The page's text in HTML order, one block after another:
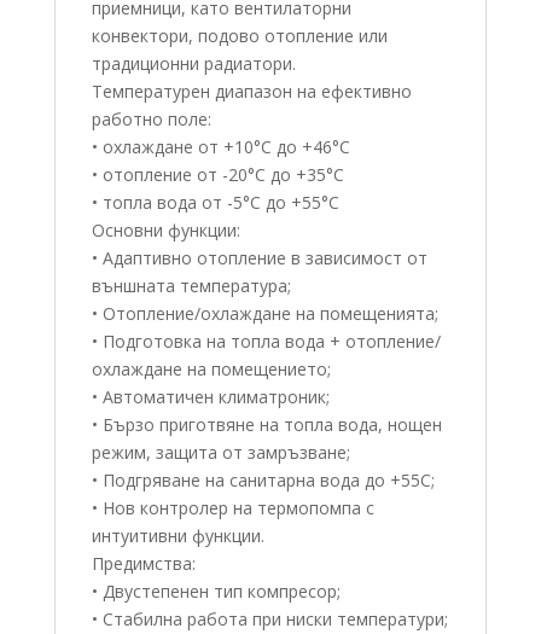
приемници, като вентилаторни
конвектори, подово отопление или
традиционни радиатори.
Температурен диапазон на ефективно
работно поле:
• охлаждане от +10°С до +46°С
• отопление от -20°С до +35°С
• топла вода от -5°С до +55°С
Основни функции:
• Адаптивно отопление в зависимост от
външната температура;
• Отопление/охлаждане на помещенията;
• Подготовка на топла вода + отопление/
охлаждане на помещението;
• Автоматичен климатроник;
• Бързо приготвяне на топла вода, нощен
режим, защита от замръзване;
• Подгряване на санитарна вода до +55C;
• Нов контролер на термопомпа с
интуитивни функции.
Предимства:
• Двустепенен тип компресор;
• Стабилна работа при ниски температури;